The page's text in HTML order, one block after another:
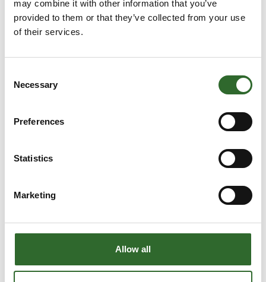
may combine it with other information that you’ve
provided to them or that they’ve collected from your use
of their services.
Selection
Necessary
Preferences
Statistics
Marketing
Allow all
Det var en fornøjelse at se den store interesse for at
årskonference.
Energiforum Danmarks årskonference!